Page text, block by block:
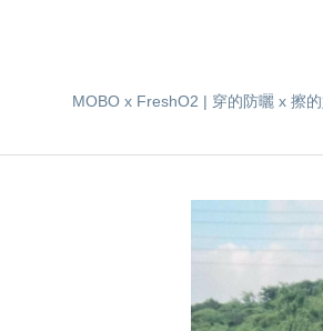
MOBO x FreshO2 | 穿的防曬 x 擦